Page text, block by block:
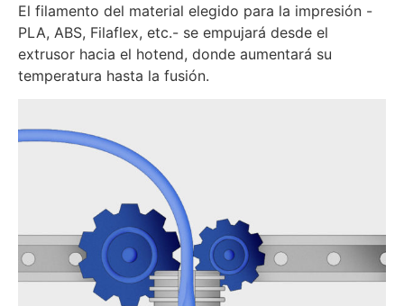
El filamento del material elegido para la impresión -
PLA, ABS, Filaflex, etc.- se empujará desde el
extrusor hacia el hotend, donde aumentará su
temperatura hasta la fusión.